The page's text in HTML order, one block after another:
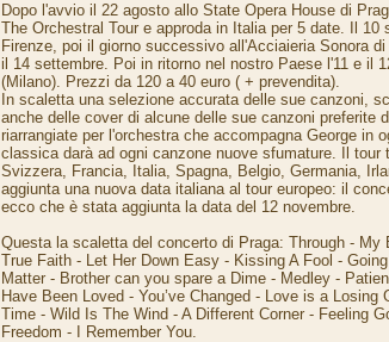
Dopo l'avvio il 22 agosto allo State Opera House di
The Orchestral Tour e approda in Italia per 5 date. Il
Firenze, poi il giorno successivo all'Acciaieria Sonora
il 14 settembre. Poi in ritorno nel nostro Paese l'11 e il
(Milano). Prezzi da 120 a 40 euro ( + prevendita).
In scaletta una selezione accurata delle sue canzoni,
anche delle cover di alcune delle sue canzoni preferite
riarrangiate per l'orchestra che accompagna George in
classica darà ad ogni canzone nuove sfumature. Il
Svizzera, Francia, Italia, Spagna, Belgio, Germania,
aggiunta una nuova data italiana al tour europeo: il
ecco che è stata aggiunta la data del 12 novembre.
Questa la scaletta del concerto di Praga: Through -
True Faith - Let Her Down Easy - Kissing A Fool -
Matter - Brother can you spare a Dime - Medley -
Have Been Loved - You’ve Changed - Love is a
Time - Wild Is The Wind - A Different Corner - Feeling
Freedom - I Remember You.